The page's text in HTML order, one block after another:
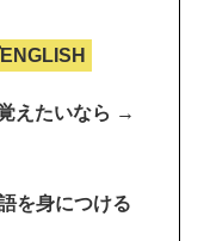
えたいなら →
を身につける